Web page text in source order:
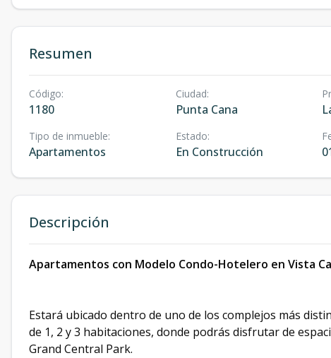
Resumen
Código:
1180
Ciudad:
Punta Cana
Tipo de inmueble:
Apartamentos
Estado:
En Construcción
Descripción
Apartamentos con Modelo Condo-Hotelero en Vista
Estará ubicado dentro de uno de los complejos más
de 1, 2 y 3 habitaciones, donde podrás disfrutar de
Grand Central Park.